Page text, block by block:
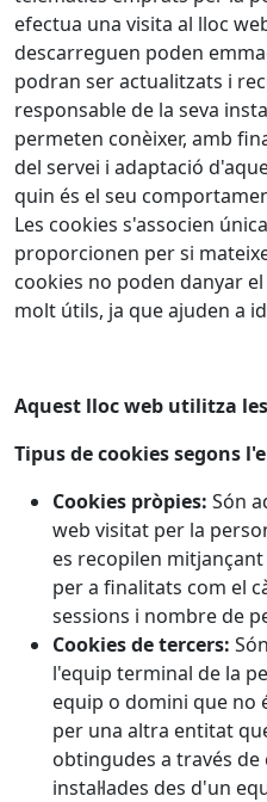
efectua una visita al lloc
descarreguen poden
podran ser actualitzats i
responsable de la seva
permeten conèixer, amb
del servei i adaptació
quin és el seu
Les cookies s'associen
proporcionen per si
cookies no poden danyar
molt útils, ja que ajuden a
Aquest lloc web utilitza
Tipus de cookies segons
Cookies pròpies: Són
web visitat per la
es recopilen
per a finalitats com el
sessions i nombre de
Cookies de tercers:
l'equip terminal de la
equip o domini que no
per una altra entitat
obtingudes a través de
instal·lades des d'un